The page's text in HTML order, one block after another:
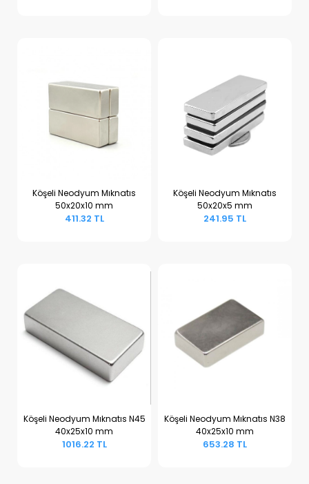
Sepete Ekle
Köşeli Neodyum Mıknatıs
50x20x10 mm
411.32 TL
Sepete Ekle
Köşeli Neodyum Mıknatıs
50x20x5 mm
241.95 TL
Sepete Ekle
Köşeli Neodyum Mıknatıs N45
40x25x10 mm
1016.22 TL
Sepete Ekle
Köşeli Neodyum Mıknatıs N38
40x25x10 mm
653.28 TL